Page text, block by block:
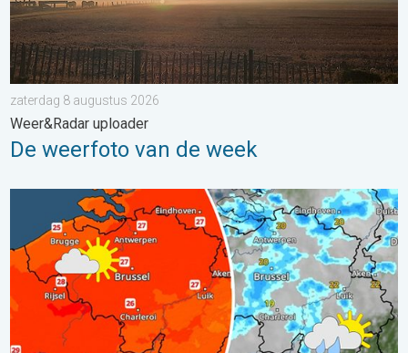
zaterdag 8 augustus 2026
Weer&Radar uploader
De weerfoto van de week
Zomerse zaterdag, buiige zondag. Weekendweer. . . vrijdag